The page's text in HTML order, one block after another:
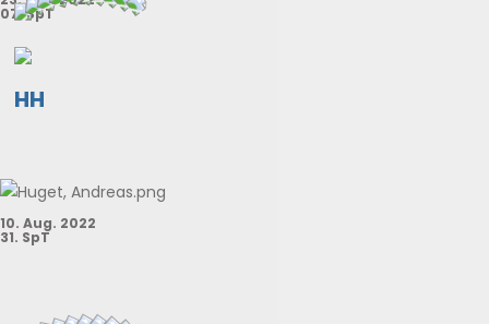
07. SpT
HH
10. Aug. 2022
31. SpT